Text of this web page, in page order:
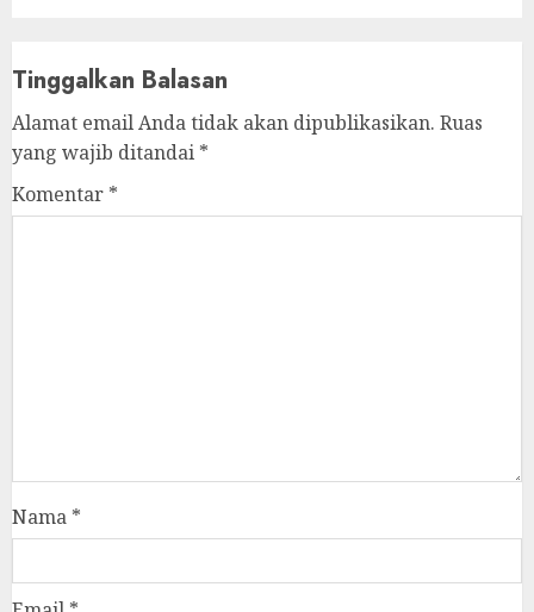
Tinggalkan Balasan
Alamat email Anda tidak akan dipublikasikan. Ruas
yang wajib ditandai *
Komentar *
Nama *